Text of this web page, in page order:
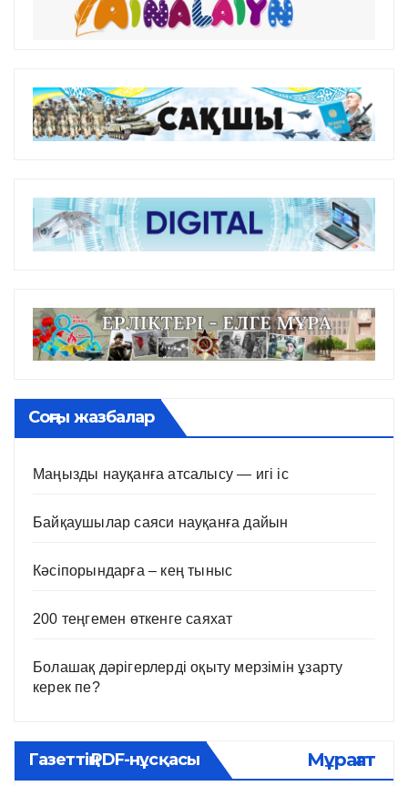
Соңғы жазбалар
Маңызды науқанға атсалысу — игі іс
Байқаушылар саяси науқанға дайын
Кәсіпорындарға – кең тыныс
200 теңгемен өткенге саяхат
Болашақ дәрігерлерді оқыту мерзімін ұзарту
керек пе?
Газеттің PDF-нұсқасы Мұрағат